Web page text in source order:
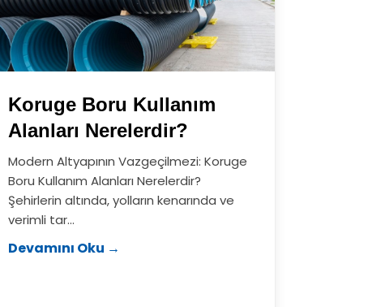
Koruge Boru Kullanım
Alanları Nerelerdir?
Modern Altyapının Vazgeçilmezi: Koruge
Boru Kullanım Alanları Nerelerdir?
Şehirlerin altında, yolların kenarında ve
verimli tar...
Devamını Oku →